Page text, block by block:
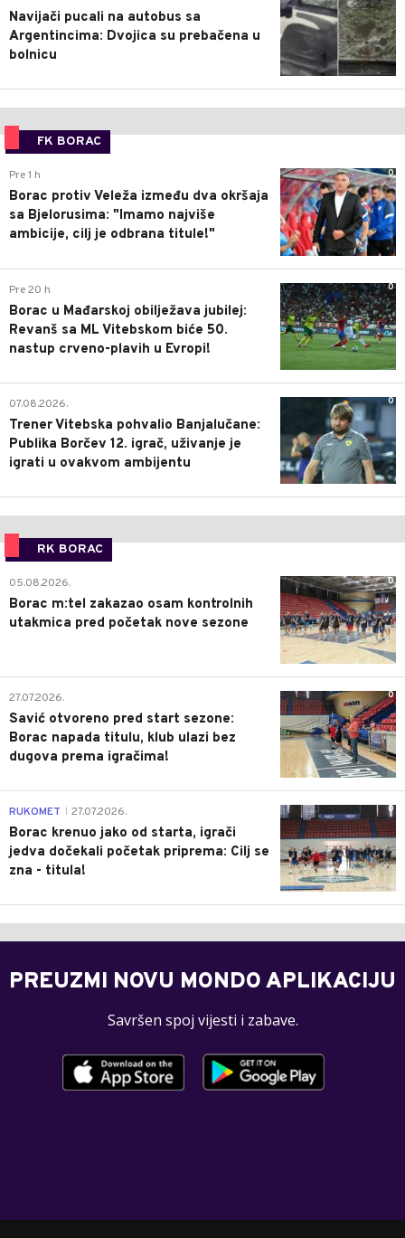
Navijači pucali na autobus sa
Argentincima: Dvojica su prebačena u
bolnicu
FK BORAC
0
Pre 1 h
Borac protiv Veleža između dva okršaja
sa Bjelorusima: "Imamo najviše
ambicije, cilj je odbrana titule!"
0
Pre 20 h
Borac u Mađarskoj obilježava jubilej:
Revanš sa ML Vitebskom biće 50.
nastup crveno-plavih u Evropi!
0
07.08.2026.
Trener Vitebska pohvalio Banjalučane:
Publika Borčev 12. igrač, uživanje je
igrati u ovakvom ambijentu
RK BORAC
0
05.08.2026.
Borac m:tel zakazao osam kontrolnih
utakmica pred početak nove sezone
0
27.07.2026.
Savić otvoreno pred start sezone:
Borac napada titulu, klub ulazi bez
dugova prema igračima!
0
RUKOMET 27.07.2026.
Borac krenuo jako od starta, igrači
jedva dočekali početak priprema: Cilj se
zna - titula!
PREUZMI NOVU MONDO APLIKACIJU
Savršen spoj vijesti i zabave.